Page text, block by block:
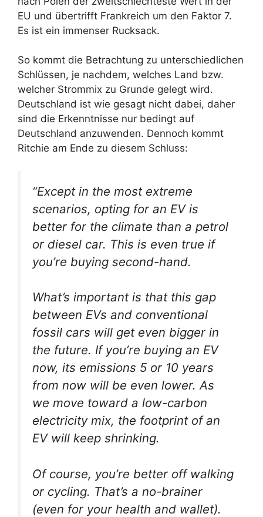
EU und übertrifft Frankreich um den Faktor 7.
Es ist ein immenser Rucksack.
So kommt die Betrachtung zu unterschiedlichen
Schlüssen, je nachdem, welches Land bzw.
welcher Strommix zu Grunde gelegt wird.
Deutschland ist wie gesagt nicht dabei, daher
sind die Erkenntnisse nur bedingt auf
Deutschland anzuwenden. Dennoch kommt
Ritchie am Ende zu diesem Schluss:
“Except in the most extreme
scenarios, opting for an EV is
better for the climate than a petrol
or diesel car. This is even true if
you’re buying second-hand.
What’s important is that this gap
between EVs and conventional
fossil cars will get even bigger in
the future. If you’re buying an EV
now, its emissions 5 or 10 years
from now will be even lower. As
we move toward a low-carbon
electricity mix, the footprint of an
EV will keep shrinking.
Of course, you’re better off walking
or cycling. That’s a no-brainer
(even for your health and wallet).